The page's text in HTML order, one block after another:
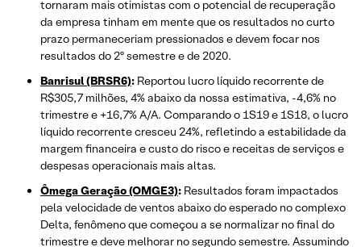
tornaram mais otimistas com o potencial de recuperação
da empresa tinham em mente que os resultados no curto
prazo permaneceriam pressionados e devem focar nos
resultados do 2º semestre e de 2020.
Banrisul (BRSR6): Reportou lucro líquido recorrente de
R$305,7 milhões, 4% abaixo da nossa estimativa, -4,6% no
trimestre e +16,7% A/A. Comparando o 1S19 e 1S18, o lucro
líquido recorrente cresceu 24%, refletindo a estabilidade da
margem financeira e custo do risco e receitas de serviços e
despesas operacionais mais altas.
Ômega Geração (OMGE3): Resultados foram impactados
pela velocidade de ventos abaixo do esperado no complexo
Delta, fenômeno que começou a se normalizar no final do
trimestre e deve melhorar no segundo semestre. Assumindo